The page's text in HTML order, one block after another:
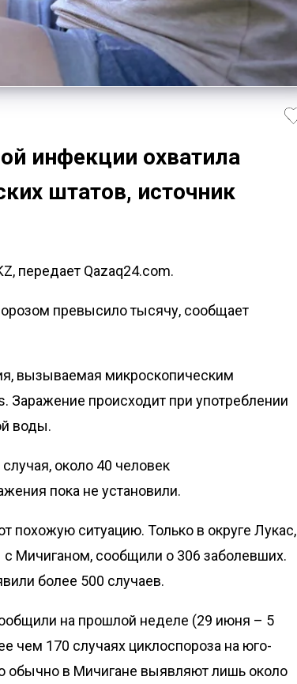
инфекции охватила
штатов, источник
передает Qazaq24.com.
превысило тысячу, сообщает
вызываемая микроскопическим
Заражение происходит при употреблении
воды.
около 40 человек
пока не установили.
похожую ситуацию. Только в округе Лукас,
с Мичиганом, сообщили о 306 заболевших.
более 500 случаев.
на прошлой неделе (29 июня – 5
чем 170 случаях циклоспороза на юго-
обычно в Мичигане выявляют лишь около